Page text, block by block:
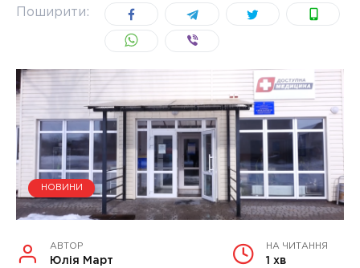
Поширити:
НОВИНИ
АВТОР
Юлія Март
НА ЧИТАННЯ
1 хв